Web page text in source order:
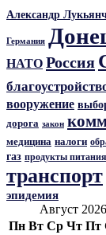
Александр
Германия
НАТО Россия
вооружение
дорога закон
медицина налоги
газ продукты питания
транспорт
эпидемия
Август 2026
Пн Вт Ср Чт Пт